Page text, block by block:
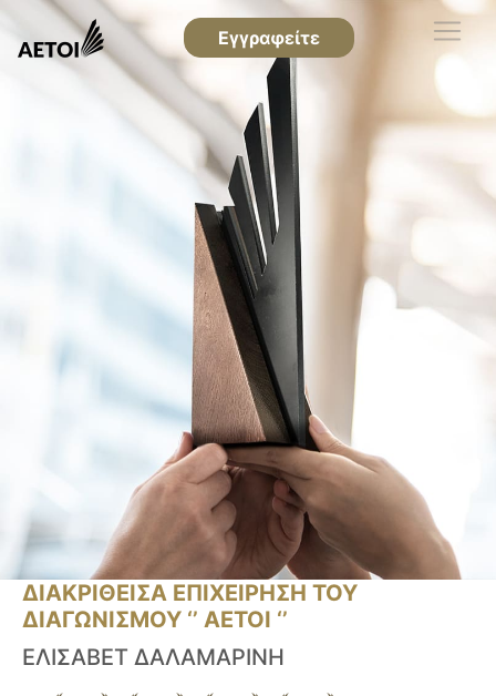
Εγγραφείτε
ΔΙΑΚΡΙΘΕΙΣΑ ΕΠΙΧΕΙΡΗΣΗ ΤΟΥ
ΔΙΑΓΩΝΙΣΜΟΥ ‘’ ΑΕΤΟΙ ‘’
ΕΛΙΣΑΒΕΤ ΔΑΛΑΜΑΡΙΝΗ